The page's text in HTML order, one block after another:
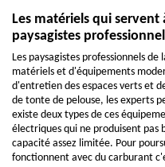
Les matériels qui
paysagistes
Les paysagistes professionnels
matériels et d'équipements
d'entretien des espaces verts et
de tonte de pelouse, les experts
existe deux types de ces
électriques qui ne produisent pas
capacité assez limitée. Pour
fonctionnent avec du carburant